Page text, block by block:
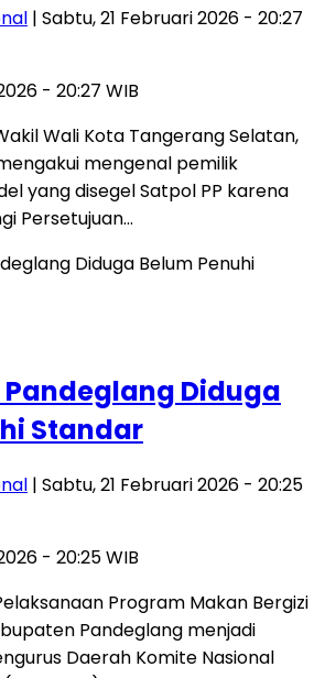
| Sabtu, 21 Februari 2026 - 20:27
- 20:27 WIB
Wali Kota Tangerang Selatan,
mengenal pemilik
yang disegel Satpol PP karena
Persetujuan…
Pandeglang Diduga
Standar
| Sabtu, 21 Februari 2026 - 20:25
- 20:25 WIB
Program Makan Bergizi
Pandeglang menjadi
Daerah Komite Nasional